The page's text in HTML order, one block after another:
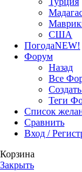
США
ПогодаNEW!
Форум
Назад
Все
Теги
Список
Сравнить
Вход /
Корзина
Закрыть